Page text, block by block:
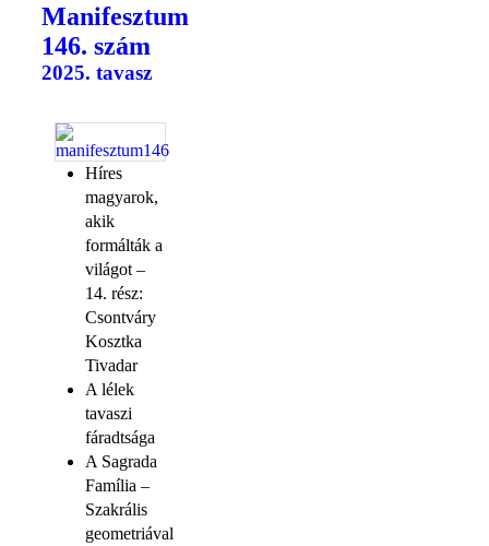
Manifesztum
146. szám
2025. tavasz
Híres
magyarok,
akik
formálták a
világot –
14. rész:
Csontváry
Kosztka
Tivadar
A lélek
tavaszi
fáradtsága
A Sagrada
Família –
Szakrális
geometriával